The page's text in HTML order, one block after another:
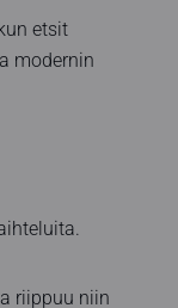
etsit
modernin
riippuu niin